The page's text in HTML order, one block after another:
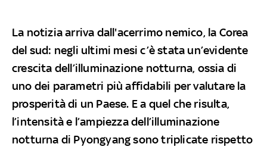
La notizia arriva dall'acerrimo nemico, la Corea
del sud: negli ultimi mesi c’è stata un’evidente
crescita dell’illuminazione notturna, ossia di
uno dei parametri più affidabili per valutare la
prosperità di un Paese. E a quel che risulta,
l’intensità e l’ampiezza dell’illuminazione
notturna di Pyongyang sono triplicate rispetto